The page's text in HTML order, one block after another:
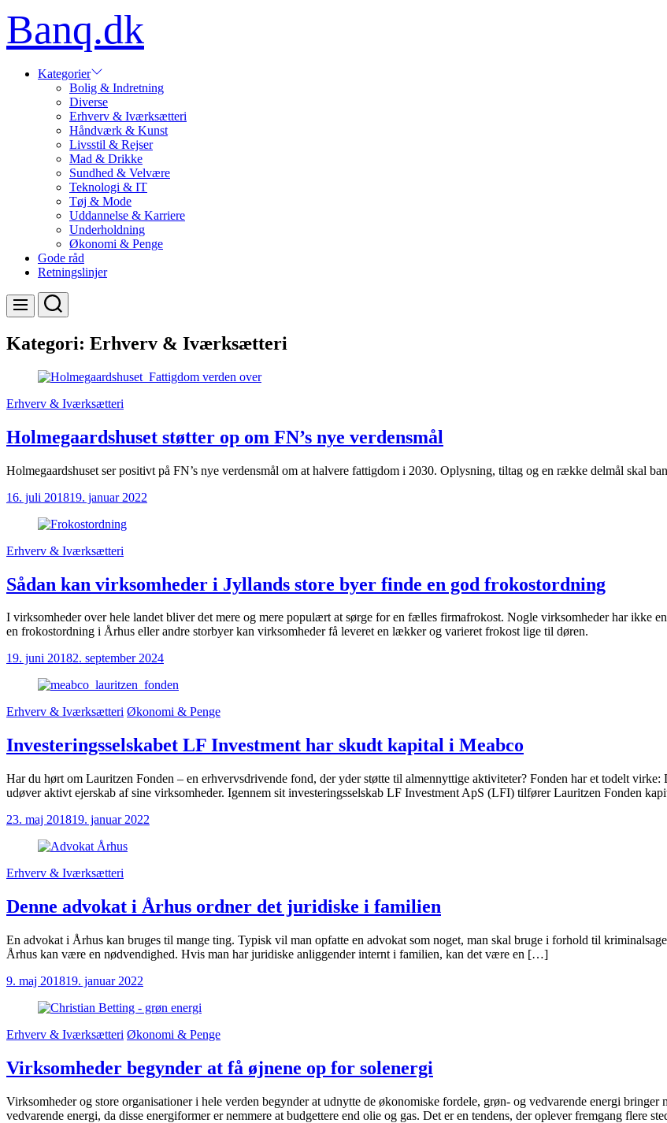
to
content
Banq.dk
Kategorier
Bolig & Indretning
Diverse
Erhverv & Iværksætteri
Håndværk & Kunst
Livsstil & Rejser
Mad & Drikke
Sundhed & Velvære
Teknologi & IT
Tøj & Mode
Uddannelse & Karriere
Underholdning
Økonomi & Penge
Gode råd
Retningslinjer
Menu Search
Kategori: Erhverv & Iværksætteri
Erhverv & Iværksætteri
Holmegaardshuset støtter op om FN’s nye verdensmål
Holmegaardshuset ser positivt på FN’s nye verdensmål om at halvere fattigdom i 2030. Oplysning, tiltag og en række delmål skal
16. juli 201819. januar 2022
Erhverv & Iværksætteri
Sådan kan virksomheder i Jyllands store byer finde en god frokostordning
I virksomheder over hele landet bliver det mere og mere populært at sørge for en fælles firmafrokost. Nogle virksomheder har ikke
en frokostordning i Århus eller andre storbyer kan virksomheder få leveret en lækker og varieret frokost lige til døren.
19. juni 20182. september 2024
Erhverv & Iværksætteri Økonomi & Penge
Investeringsselskabet LF Investment har skudt kapital i Meabco
Har du hørt om Lauritzen Fonden – en erhvervsdrivende fond, der yder støtte til almennyttige aktiviteter? Fonden har et todelt
udøver aktivt ejerskab af sine virksomheder. Igennem sit investeringsselskab LF Investment ApS (LFI) tilfører Lauritzen Fonden
23. maj 201819. januar 2022
Erhverv & Iværksætteri
Denne advokat i Århus ordner det juridiske i familien
En advokat i Århus kan bruges til mange ting. Typisk vil man opfatte en advokat som noget, man skal bruge i forhold til
Århus kan være en nødvendighed. Hvis man har juridiske anliggender internt i familien, kan det være en […]
9. maj 201819. januar 2022
Erhverv & Iværksætteri Økonomi & Penge
Virksomheder begynder at få øjnene op for solenergi
Virksomheder og store organisationer i hele verden begynder at udnytte de økonomiske fordele, grøn- og vedvarende energi
vedvarende energi, da disse energiformer er nemmere at budgettere end olie og gas. Det er en tendens, der oplever fremgang flere